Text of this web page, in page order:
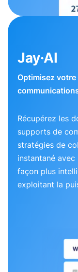
Jay·AI
Optimisez
Récupérez les
supports de
stratégies de
instantané avec
façon plus
exploitant la